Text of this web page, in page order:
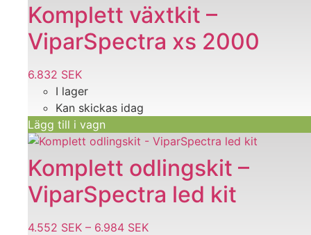
Komplett växtkit –
ViparSpectra xs 2000
6.832 SEK
I lager
Kan skickas idag
Lägg till i vagn
Komplett odlingskit –
ViparSpectra led kit
4.552 SEK – 6.984 SEK
Den
här
produkten
har
flera
varianter.